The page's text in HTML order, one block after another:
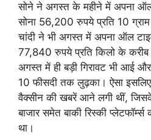
सोने ने अगस्त के महीने में अपना ऑल
सोना 56,200 रुपये प्रति 10
चांदी ने भी अगस्त में अपना ऑल
77,840 रुपये प्रति किलो के करीब
अगस्त में ही बड़ी गिरावट भी आई
10 फीसदी तक लुढ़का। ऐसा इसलिए
वैक्सीन की खबरें आने लगी थीं,
बाजार समेत बाकी रिस्की
था।